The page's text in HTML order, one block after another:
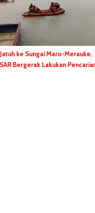
ke Sungai Maro-Merauke,
Bergerak Lakukan